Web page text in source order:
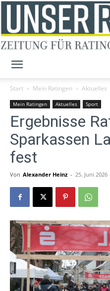
Start Mein Ratingen Aktuelles
Mein Ratingen Aktuelles Sport
Ergebnisse
Sparkassen
fest
Von Alexander Heinz - 25. Juni 2026